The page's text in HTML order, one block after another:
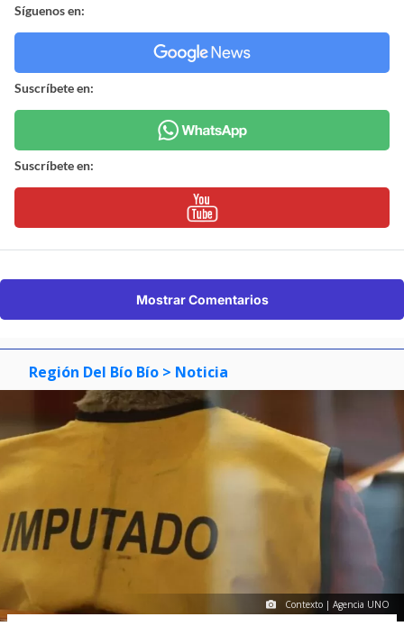
Síguenos en:
Suscríbete en:
Suscríbete en:
Mostrar Comentarios
Región Del Bío Bío > Noticia
Contexto | Agencia UNO